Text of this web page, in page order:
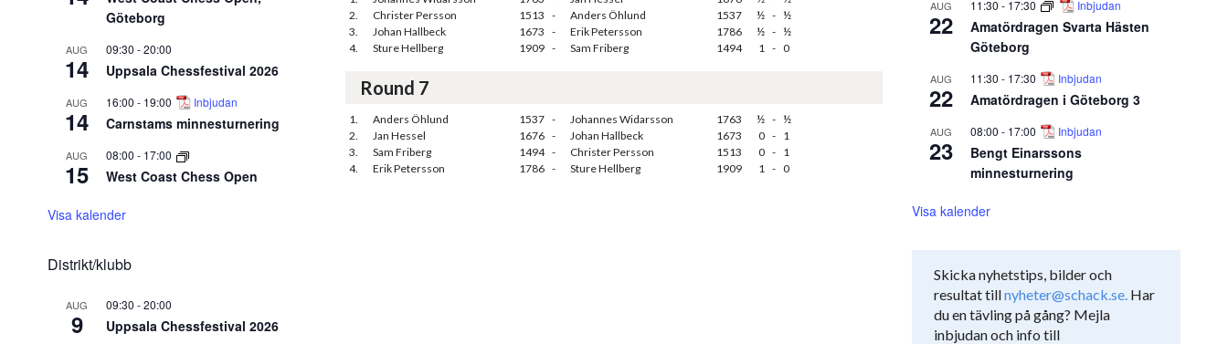
Göteborg
AUG
14
09:30 -20:00
Uppsala Chessfestival 2026
AUG
14
16:00 - 19:00 Inbjudan
Carnstams minnesturnering
AUG
15
08:00 - 17:00
West Coast Chess Open
Visa kalender
Distrikt/klubb
AUG
9
09:30 -20:00
Uppsala Chessfestival 2026
2.
Christer Persson 1513 - Anders Öhlund 1537 ½ - ½
3.
Johan Hallbeck 1673 - Erik Petersson 1786 ½ - ½
4.
Sture Hellberg 1909 - Sam Friberg 1494 1 - 0
Round 7
1. Anders Öhlund 1537 - Johannes Widarsson 1763 ½ - ½
2.
Jan Hessel 1676 - Johan Hallbeck 1673 0 - 1
3.
Sam Friberg 1494 - Christer Persson 1513 0 - 1
4.
Erik Petersson 1786 - Sture Hellberg 1909 1 - 0
AUG
22
11:30 - 17:30 Inbjudan
Amatördragen Svarta Hästen
Göteborg
AUG
22
11:30 - 17:30 Inbjudan
Amatördragen i Göteborg 3
AUG
23
08:00 - 17:00 Inbjudan
Bengt Einarssons
minnesturnering
Visa kalender
Skicka nyhetstips, bilder och
resultat tillnyheter@schack.se. Har
du en tävling på gång? Mejla
inbjudan och info till